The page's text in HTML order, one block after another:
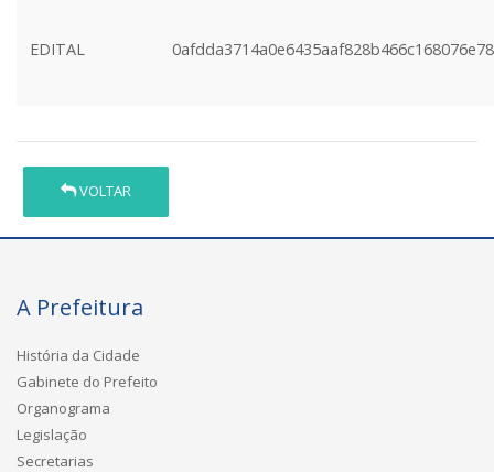
EDITAL
VOLTAR
A Prefeitura
História da Cidade
Gabinete do Prefeito
Organograma
Legislação
Secretarias